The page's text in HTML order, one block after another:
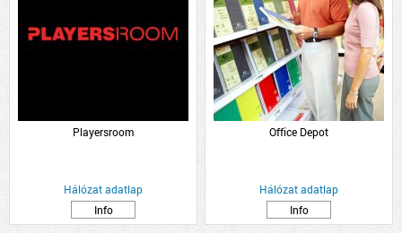
Playersroom
Hálózat adatlap
Info
Office Depot
Hálózat adatlap
Info